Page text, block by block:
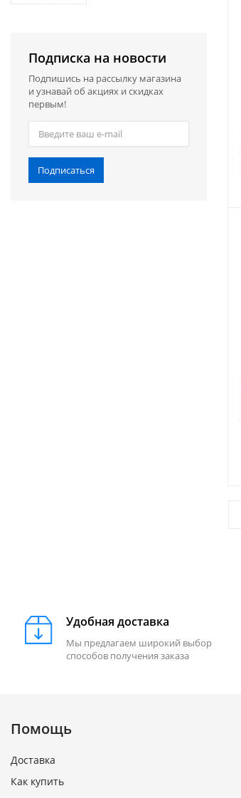
Подписка на новости
Подпишись на рассылку магазина
и узнавай об акциях и скидках
первым!
Подписаться
Удобная доставка
Мы предлагаем широкий выбор
способов получения заказа
Помощь
Доставка
Как купить